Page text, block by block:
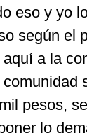
eso y yo
según el
a la
pesos,
lo